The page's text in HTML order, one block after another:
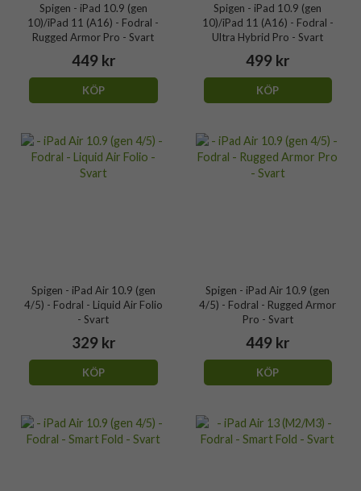
Spigen - iPad 10.9 (gen
10)/iPad 11 (A16) - Fodral -
Rugged Armor Pro - Svart
449 kr
KÖP
Spigen - iPad 10.9 (gen
10)/iPad 11 (A16) - Fodral -
Ultra Hybrid Pro - Svart
499 kr
KÖP
Spigen - iPad Air 10.9 (gen
4/5) - Fodral - Liquid Air Folio
- Svart
329 kr
KÖP
Spigen - iPad Air 10.9 (gen
4/5) - Fodral - Rugged Armor
Pro - Svart
449 kr
KÖP